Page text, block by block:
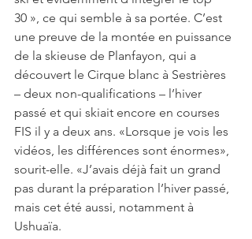
30 », ce qui semble à sa portée. C’est
une preuve de la montée en puissance
de la skieuse de Planfayon, qui a
découvert le Cirque blanc à Sestrières
– deux non-qualifications – l’hiver
passé et qui skiait encore en courses
FIS il y a deux ans. «Lorsque je vois les
vidéos, les différences sont énormes»,
sourit-elle. «J’avais déjà fait un grand
pas durant la préparation l’hiver passé,
mais cet été aussi, notamment à
Ushuaïa.